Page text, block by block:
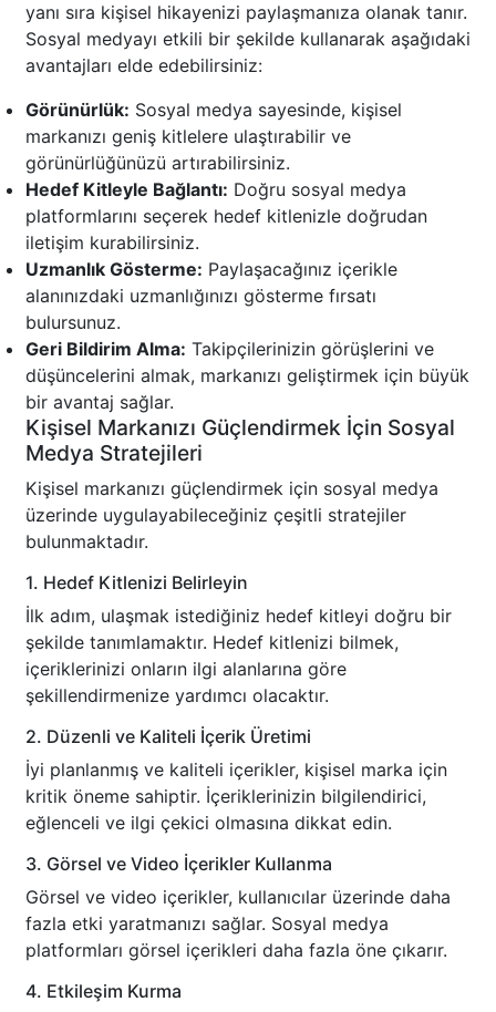
yanı sıra kişisel hikayenizi paylaşmanıza olanak tanır.
Sosyal medyayı etkili bir şekilde kullanarak aşağıdaki
avantajları elde edebilirsiniz:
Görünürlük: Sosyal medya sayesinde, kişisel
markanızı geniş kitlelere ulaştırabilir ve
görünürlüğünüzü artırabilirsiniz.
Hedef Kitleyle Bağlantı: Doğru sosyal medya
platformlarını seçerek hedef kitlenizle doğrudan
iletişim kurabilirsiniz.
Uzmanlık Gösterme: Paylaşacağınız içerikle
alanınızdaki uzmanlığınızı gösterme fırsatı
bulursunuz.
Geri Bildirim Alma: Takipçilerinizin görüşlerini ve
düşüncelerini almak, markanızı geliştirmek için büyük
bir avantaj sağlar.
Kişisel Markanızı Güçlendirmek İçin Sosyal
Medya Stratejileri
Kişisel markanızı güçlendirmek için sosyal medya
üzerinde uygulayabileceğiniz çeşitli stratejiler
bulunmaktadır.
1. Hedef Kitlenizi Belirleyin
İlk adım, ulaşmak istediğiniz hedef kitleyi doğru bir
şekilde tanımlamaktır. Hedef kitlenizi bilmek,
içeriklerinizi onların ilgi alanlarına göre
şekillendirmenize yardımcı olacaktır.
2. Düzenli ve Kaliteli İçerik Üretimi
İyi planlanmış ve kaliteli içerikler, kişisel marka için
kritik öneme sahiptir. İçeriklerinizin bilgilendirici,
eğlenceli ve ilgi çekici olmasına dikkat edin.
3. Görsel ve Video İçerikler Kullanma
Görsel ve video içerikler, kullanıcılar üzerinde daha
fazla etki yaratmanızı sağlar. Sosyal medya
platformları görsel içerikleri daha fazla öne çıkarır.
4. Etkileşim Kurma